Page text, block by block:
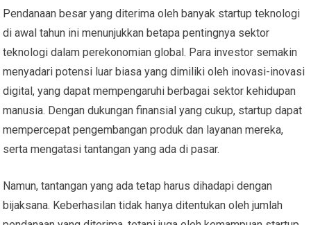
Pendanaan besar yang diterima oleh banyak startup teknologi
di awal tahun ini menunjukkan betapa pentingnya sektor
teknologi dalam perekonomian global. Para investor semakin
menyadari potensi luar biasa yang dimiliki oleh inovasi-inovasi
digital, yang dapat mempengaruhi berbagai sektor kehidupan
manusia. Dengan dukungan finansial yang cukup, startup dapat
mempercepat pengembangan produk dan layanan mereka,
serta mengatasi tantangan yang ada di pasar.
Namun, tantangan yang ada tetap harus dihadapi dengan
bijaksana. Keberhasilan tidak hanya ditentukan oleh jumlah